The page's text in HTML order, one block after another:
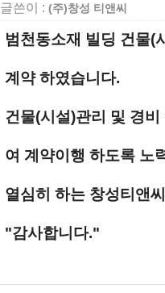
글쓴이 : (주)창성 티앤씨
범천동소재 빌딩 건물(
계약 하였습니다.
건물(시설)관리 및 경
여 계약이행 하도록 노
열심히 하는 창성티앤
"감사합니다."